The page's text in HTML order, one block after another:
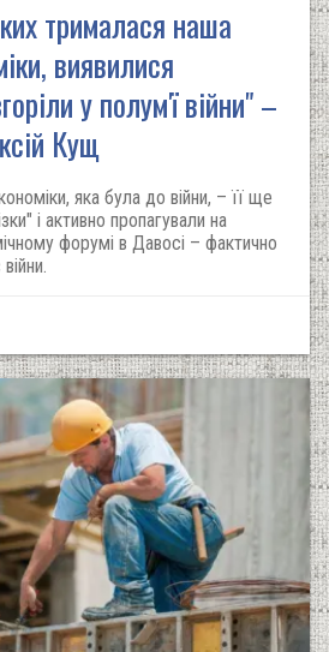
трималася наша
виявилися
у полум'ї війни" –
Кущ
яка була до війни, – її ще
і активно пропагували на
форумі в Давосі – фактично